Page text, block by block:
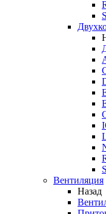
Вентиляция
Назад